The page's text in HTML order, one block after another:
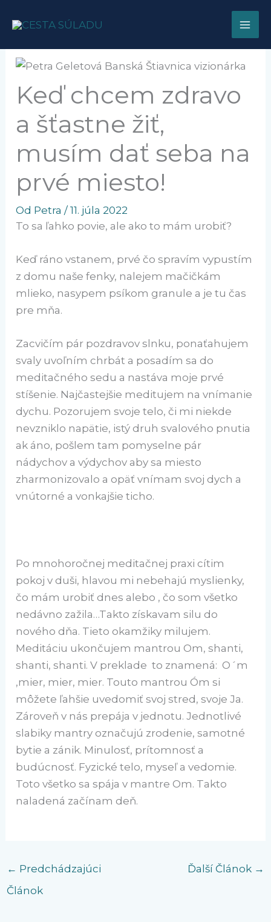
Keď chcem zdravo
a šťastne žiť,
musím dať seba na
prvé miesto!
Od Petra/11. júla 2022
To sa ľahko povie, ale ako to mám urobiť?
Keď ráno vstanem, prvé čo spravím vypustím
z domu naše fenky, nalejem mačičkám
mlieko, nasypem psíkom granule a je tu čas
pre mňa.
Zacvičím pár pozdravov slnku, ponaťahujem
svaly uvoľním chrbát a posadím sa do
meditačného sedu a nastáva moje prvé
stíšenie. Najčastejšie meditujem na vnímanie
dychu. Pozorujem svoje telo, či mi niekde
nevzniklo napätie, istý druh svalového pnutia
ak áno, pošlem tam pomyselne pár
nádychov a výdychov aby sa miesto
zharmonizovalo a opäť vnímam svoj dych a
vnútorné a vonkajšie ticho.
Po mnohoročnej meditačnej praxi cítim
pokoj v duši, hlavou mi nebehajú myslienky,
čo mám urobiť dnes alebo , čo som všetko
nedávno zažila…Takto získavam silu do
nového dňa. Tieto okamžiky milujem.
Meditáciu ukončujem mantrou Om, shanti,
shanti, shanti. V preklade to znamená: O´m
,mier, mier, mier. Touto mantrou Óm si
môžete ľahšie uvedomiť svoj stred, svoje Ja.
Zároveň v nás prepája v jednotu. Jednotlivé
slabiky mantry označujú zrodenie, samotné
bytie a zánik. Minulosť, prítomnosť a
budúcnosť. Fyzické telo, myseľ a vedomie.
Toto všetko sa spája v mantre Om. Takto
naladená začínam deň.
← Predchádzajúci
Článok
Ďalší Článok →